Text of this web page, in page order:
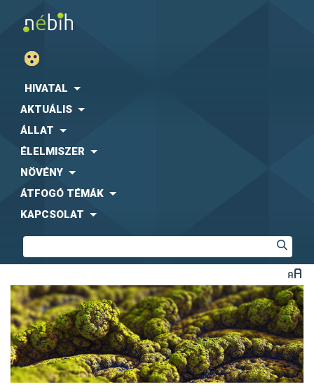
HIVATAL
AKTUÁLIS
ÁLLAT
ÉLELMISZER
NÖVÉNY
ÁTFOGÓ TÉMÁK
KAPCSOLAT